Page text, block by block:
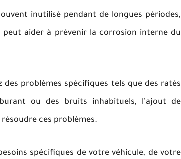
inutilisé pendant de longues périodes,
peut aider à prévenir la corrosion interne du
des problèmes spécifiques tels que des ratés
ou des bruits inhabituels, l'ajout de
ces problèmes.
spécifiques de votre véhicule, de votre